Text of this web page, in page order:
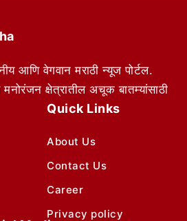
आणि वेगवान मराठी न्यूज पोर्टल.
क्षेत्रातील अचूक बातम्यांसाठी
Quick Links
About Us
Contact Us
Career
Privacy policy